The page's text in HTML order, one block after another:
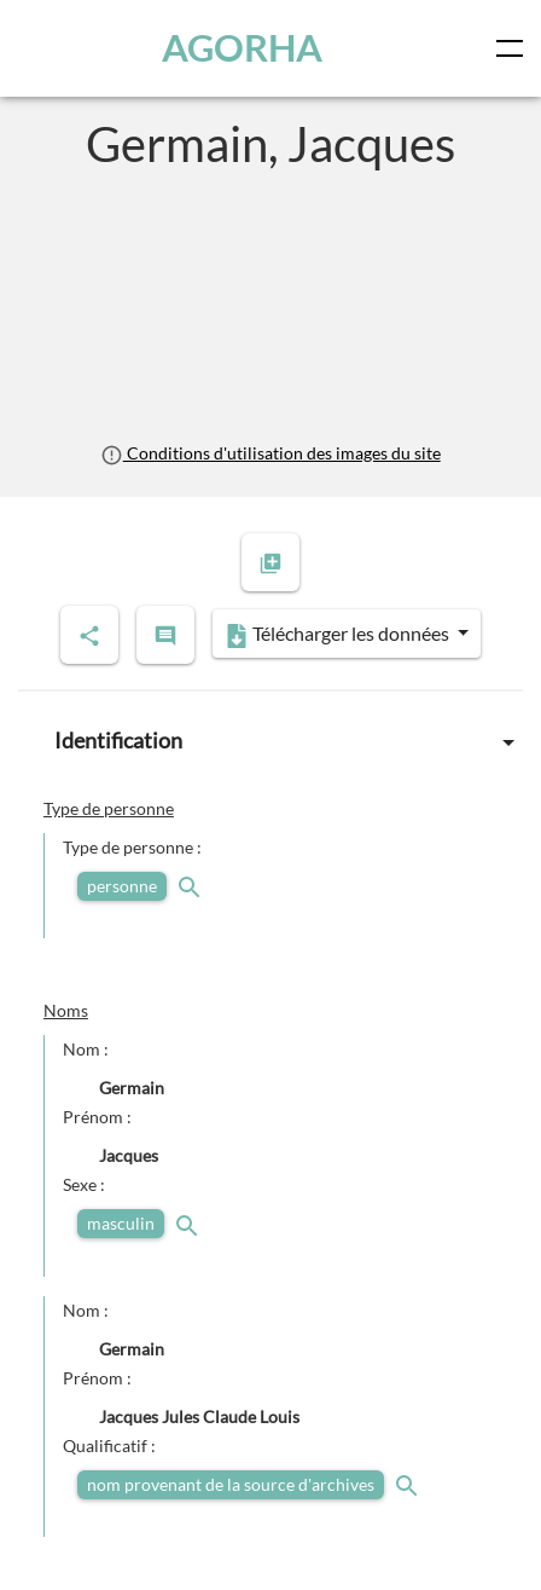
AGORHA
Germain, Jacques
Conditions d'utilisation des images du site
Télécharger les données
Identification
Type de personne
Type de personne :
personne
Noms
Nom :
Germain
Prénom :
Jacques
Sexe :
masculin
Nom :
Germain
Prénom :
Jacques Jules Claude Louis
Qualificatif :
nom provenant de la source d'archives